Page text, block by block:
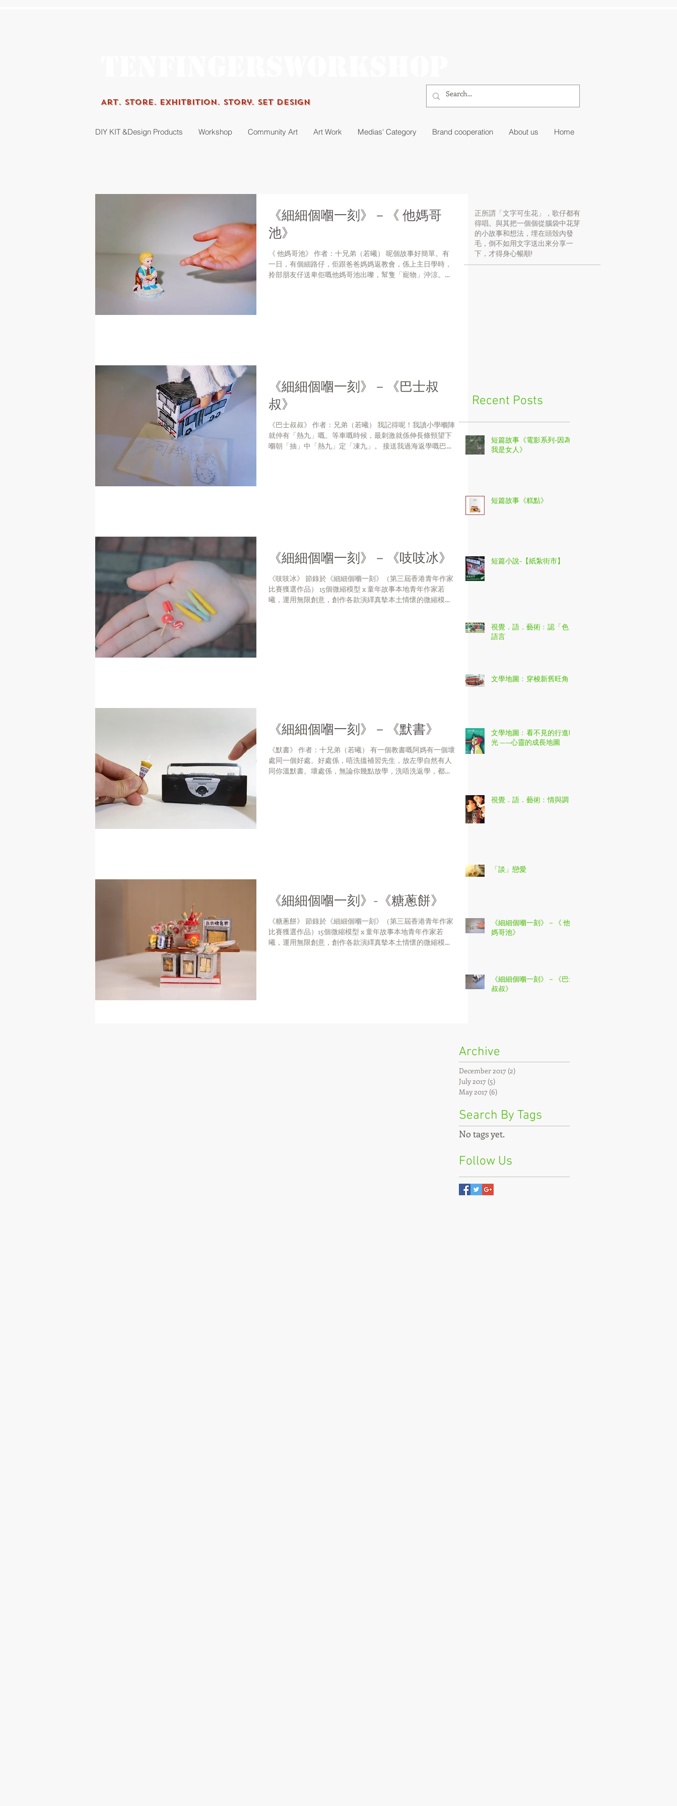
Art. Store. Exhitbition. Story. Set Design
DIY KIT &Design Products Workshop Community Art Art Work Medias' Category Brand cooperation About us Home
《細細個嗰一刻》－《 他媽哥
池》
《 他媽哥池》 作者：十兄弟（若曦） 呢個故事好簡單。有
一日，有個細路仔，佢跟爸爸媽媽返教會，係上主日學時，
拎部朋友仔送卑佢嘅他媽哥池出嚟，幫隻「寵物」沖涼。結
《細細個嗰一刻》－《巴士叔
叔》
《巴士叔叔》 作者：兄弟（若曦） 我記得呢！我讀小學嗰陣
就仲有「熱九」嘅。等車嘅時候，最刺激就係伸長條頸望下
嗰朝「抽」中「熱九」定「凍九」。 接送我過海返學嘅巴士
《細細個嗰一刻》－《吱吱冰》
《吱吱冰》 節錄於《細細個嗰一刻》（第三屆香港青年作家
比賽獲選作品） 15個微縮模型 x 童年故事本地青年作家若
曦，運用無限創意，創作各款演繹真摰本土情懷的微縮模
《細細個嗰一刻》－《默書》
《默書》 作者：十兄弟（若曦） 有一個教書嘅阿媽有一個壞
處同一個好處。好處係，唔洗搵補習先生，放左學自然有人
同你溫默書。壞處係，無論你幾點放學，洗唔洗返學，都有
《細細個嗰一刻》-《糖蔥餅》
《糖蔥餅》 節錄於《細細個嗰一刻》（第三屆香港青年作家
比賽獲選作品）15個微縮模型 x 童年故事本地青年作家若
曦，運用無限創意，創作各款演繹真摰本土情懷的微縮模
正所謂「文字可生花」，歌仔都有
得唱。與其把一個個從腦袋中花芽
的小故事和想法，埋在頭殼內發
毛，倒不如用文字送出來分享一
下，才得身心暢順!
Recent Posts
短篇故事《電影系列-因為
我是女人》
短篇故事《糕點》
短篇小說-【紙紮街市】
視覺．語．藝術﹕認「色」
語言
文學地圖﹕穿梭新舊旺角
文學地圖﹕看不見的行進時
光 ——心靈的成長地圖
視覺．語．藝術﹕情與調
「談」戀愛
《細細個嗰一刻》－《 他
媽哥池》
《細細個嗰一刻》－《巴士
叔叔》
Archive
December 2017 (2)
July 2017 (5)
May 2017 (6)
Search By Tags
No tags yet.
Follow Us